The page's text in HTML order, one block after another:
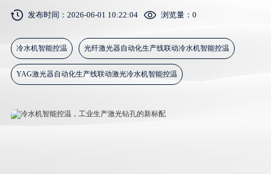
发布时间：2026-06-01 10:22:04 浏览量： 0
冷水机智能控温 光纤激光器自动化生产线联动冷水机智能控温
YAG激光器自动化生产线联动激光冷水机智能控温